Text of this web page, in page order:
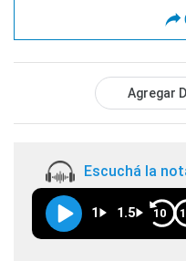
Agregar
Escuchá la
1 1.5 10